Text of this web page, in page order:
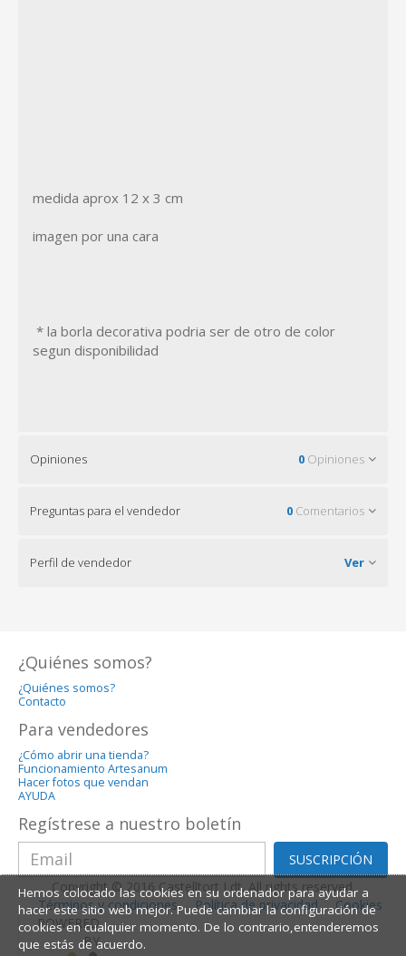
medida aprox 12 x 3 cm
imagen por una cara
* la borla decorativa podria ser de otro de color
segun disponibilidad
Opiniones 0 Opiniones
Preguntas para el vendedor 0 Comentarios
Perfil de vendedor Ver
¿Quiénes somos?
¿Quiénes somos?
Contacto
Para vendedores
¿Cómo abrir una tienda?
Funcionamiento Artesanum
Hacer fotos que vendan
AYUDA
Regístrese a nuestro boletín
SUSCRIPCIÓN
Copyright © 2016 Castelltort Ldt. All rights reserved.
Términos y condiciones
Política de privacidad
Cookies
POWERED
BY
Hemos colocado las cookies en su ordenador para ayudar a
hacer este sitio web mejor. Puede cambiar la configuración de
cookies en cualquier momento. De lo contrario,entenderemos
que estás de acuerdo.